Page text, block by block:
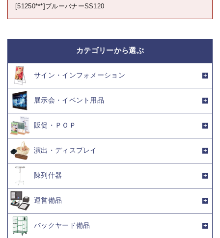
[51250***]ブルーバナーSS120
カテゴリーから選ぶ
サイン・インフォメーション
展示会・イベント用品
販促・ＰＯＰ
演出・ディスプレイ
陳列什器
運営備品
バックヤード備品